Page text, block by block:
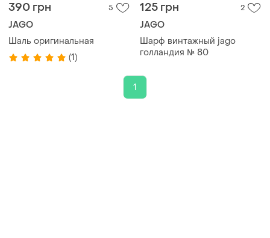
390 грн 5
JAGO
Шаль оригинальная
(1)
125 грн 2
JAGO
Шарф винтажный jago
голландия № 80
1